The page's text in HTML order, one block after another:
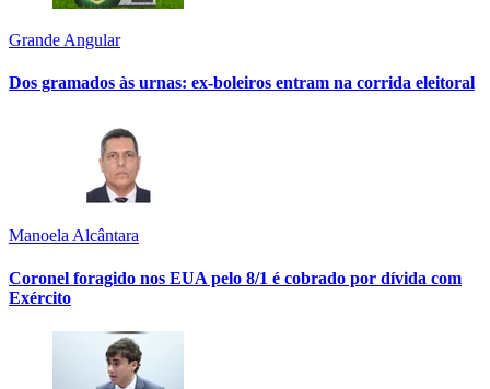
Grande Angular
Dos gramados às urnas: ex-boleiros entram na corrida eleitoral
Manoela Alcântara
Coronel foragido nos EUA pelo 8/1 é cobrado por dívida com
Exército